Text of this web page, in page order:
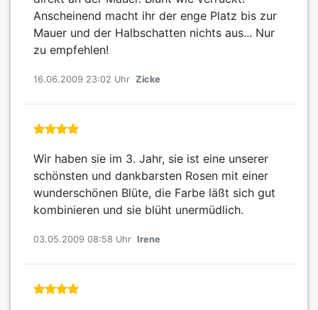
Anscheinend macht ihr der enge Platz bis zur
Mauer und der Halbschatten nichts aus... Nur
zu empfehlen!
16.06.2009 23:02 Uhr Zicke
Wir haben sie im 3. Jahr, sie ist eine unserer
schönsten und dankbarsten Rosen mit einer
wunderschönen Blüte, die Farbe läßt sich gut
kombinieren und sie blüht unermüdlich.
03.05.2009 08:58 Uhr Irene